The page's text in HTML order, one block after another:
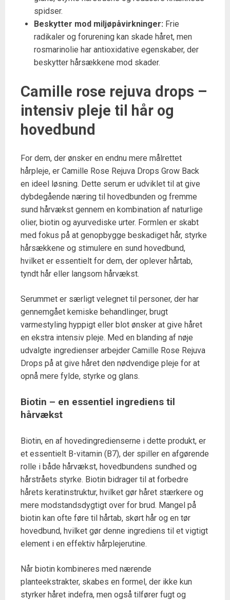
spidser.
Beskytter mod miljøpåvirkninger: Frie
radikaler og forurening kan skade håret, men
rosmarinolie har antioxidative egenskaber, der
beskytter hårsækkene mod skader.
Camille rose rejuva drops –
intensiv pleje til hår og
hovedbund
For dem, der ønsker en endnu mere målrettet
hårpleje, er Camille Rose Rejuva Drops Grow Back
en ideel løsning. Dette serum er udviklet til at give
dybdegående næring til hovedbunden og fremme
sund hårvækst gennem en kombination af naturlige
olier, biotin og ayurvediske urter. Formlen er skabt
med fokus på at genopbygge beskadiget hår, styrke
hårsækkene og stimulere en sund hovedbund,
hvilket er essentielt for dem, der oplever hårtab,
tyndt hår eller langsom hårvækst.
Serummet er særligt velegnet til personer, der har
gennemgået kemiske behandlinger, brugt
varmestyling hyppigt eller blot ønsker at give håret
en ekstra intensiv pleje. Med en blanding af nøje
udvalgte ingredienser arbejder Camille Rose Rejuva
Drops på at give håret den nødvendige pleje for at
opnå mere fylde, styrke og glans.
Biotin – en essentiel ingrediens til
hårvækst
Biotin, en af hovedingredienserne i dette produkt, er
et essentielt B-vitamin (B7), der spiller en afgørende
rolle i både hårvækst, hovedbundens sundhed og
hårstråets styrke. Biotin bidrager til at forbedre
hårets keratinstruktur, hvilket gør håret stærkere og
mere modstandsdygtigt over for brud. Mangel på
biotin kan ofte føre til hårtab, skørt hår og en tør
hovedbund, hvilket gør denne ingrediens til et vigtigt
element i en effektiv hårplejerutine.
Når biotin kombineres med nærende
planteekstrakter, skabes en formel, der ikke kun
styrker håret indefra, men også tilfører fugt og